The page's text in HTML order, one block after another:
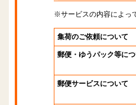
※サービスの内容によっ
集荷のご依頼について
郵便・ゆうパック等に
郵便サービスについて